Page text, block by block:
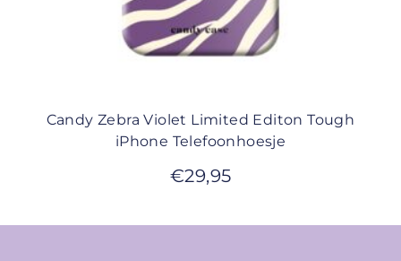
Candy Zebra Violet Limited Editon Tough
iPhone Telefoonhoesje
€29,95